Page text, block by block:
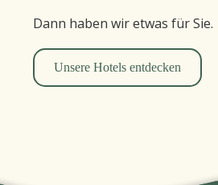
Dann haben wir etwas für Sie.
Unsere Hotels entdecken